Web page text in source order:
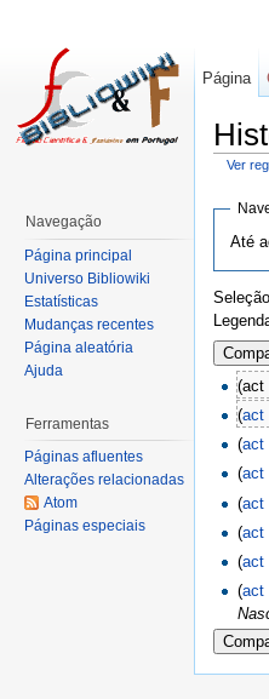
Ver
Até
(act
(act
(act
(act
(act
(act
(act
Página
Navegação
Página principal
Universo Bibliowiki
Estatísticas
Mudanças recentes
Página aleatória
Ajuda
Ferramentas
Páginas afluentes
Alterações relacionadas
Atom
Páginas especiais